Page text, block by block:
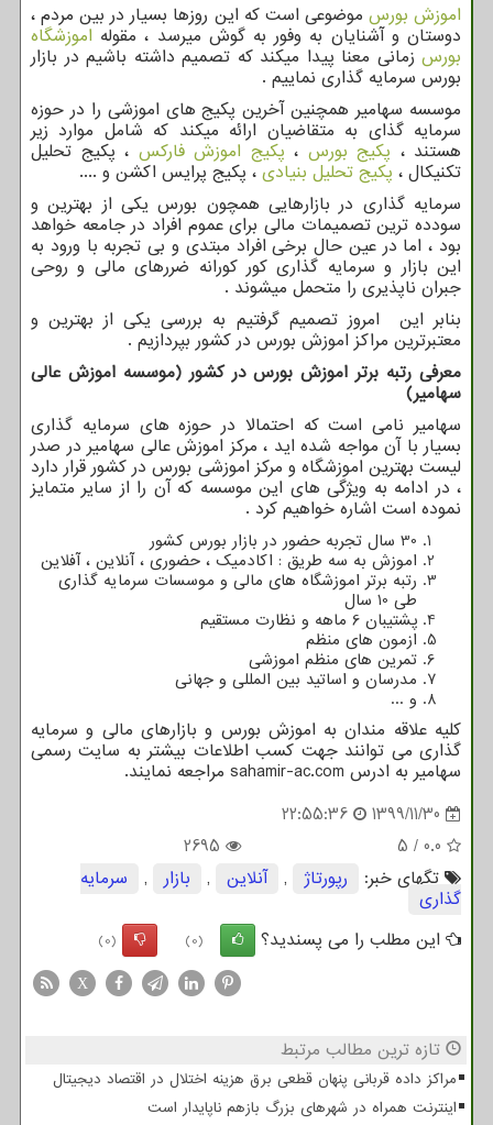
اموزش بورس موضوعی است که این روزها بسیار در بین مردم ،
دوستان و آشنایان به وفور به گوش میرسد ، مقوله اموزشگاه
بورس زمانی معنا پیدا میکند که تصمیم داشته باشیم در بازار
بورس سرمایه گذاری نماییم .
موسسه سهامیر همچنین آخرین پکیج های اموزشی را در حوزه
سرمایه گذای به متقاضیان ارائه میکند که شامل موارد زیر
هستند ، پکیج بورس ، پکیج اموزش فارکس ، پکیج تحلیل
تکنیکال ، پکیج تحلیل بنیادی ، پکیج پرایس اکشن و ....
سرمایه گذاری در بازارهایی همچون بورس یکی از بهترین و
سودده ترین تصمیمات مالی برای عموم افراد در جامعه خواهد
بود ، اما در عین حال برخی افراد مبتدی و بی تجربه با ورود به
این بازار و سرمایه گذاری کور کورانه ضررهای مالی و روحی
جبران ناپذیری را متحمل میشوند .
بنابر این امروز تصمیم گرفتیم به بررسی یکی از بهترین و
معتبرترین مراکز اموزش بورس در کشور بپردازیم .
معرفی رتبه برتر اموزش بورس در کشور (موسسه اموزش عالی
سهامیر)
سهامیر نامی است که احتمالا در حوزه های سرمایه گذاری
بسیار با آن مواجه شده اید ، مرکز اموزش عالی سهامیر در صدر
لیست بهترین اموزشگاه و مرکز اموزشی بورس در کشور قرار دارد
، در ادامه به ویژگی های این موسسه که آن را از سایر متمایز
نموده است اشاره خواهیم کرد .
30 سال تجربه حضور در بازار بورس کشور
اموزش به سه طریق : اکادمیک ، حضوری ، آنلاین ، آفلاین
رتبه برتر اموزشگاه های مالی و موسسات سرمایه گذاری
طی 10 سال
پشتیبان 6 ماهه و نظارت مستقیم
ازمون های منظم
تمرین های منظم اموزشی
مدرسان و اساتید بین المللی و جهانی
و ...
کلیه علاقه مندان به اموزش بورس و بازارهای مالی و سرمایه
گذاری می توانند جهت کسب اطلاعات بیشتر به سایت رسمی
سهامیر به ادرس sahamir-ac.com مراجعه نمایند.
1399/11/30
22:55:36
0.0
/
5
2695
تگهای خبر:
رپورتاژ , آنلاین , بازار , سرمایه
گذاری
این مطلب را می پسندید؟
(0)
(0)
X
تازه ترین مطالب مرتبط
مراکز داده قربانی پنهان قطعی برق هزینه اختلال در اقتصاد دیجیتال
اینترنت همراه در شهرهای بزرگ بازهم ناپایدار است